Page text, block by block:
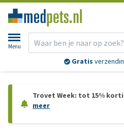
Menu
Gratis
Trovet Week: tot 15%
meer